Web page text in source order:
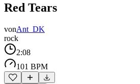
Red Tears
vonAnt_DK
rock
2:08
101 BPM